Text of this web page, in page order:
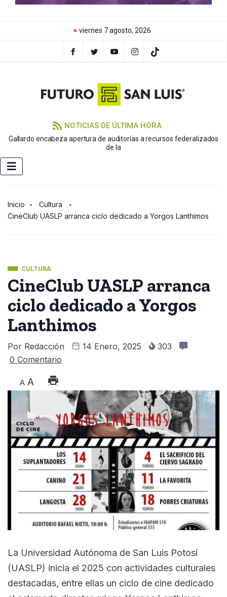
viernes 7 agosto, 2026
NOTICIAS DE ÚLTIMA HORA
Gallardo encabeza apertura de auditorías a recursos federalizados
de la
Inicio
Cultura
CineClub UASLP arranca ciclo dedicado a Yorgos Lanthimos
CULTURA
CineClub UASLP arranca
ciclo dedicado a Yorgos
Lanthimos
Por Redacción 14 Enero, 2025
303
0 Comentario
A A
La Universidad Autónoma de San Luis Potosí
(UASLP) inicia el 2025 con actividades culturales
destacadas, entre ellas un ciclo de cine dedicado